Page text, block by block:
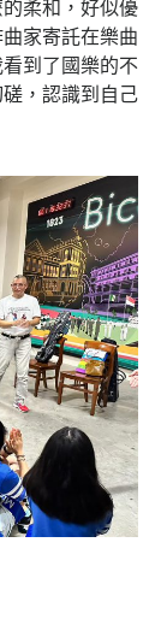
柔和，好似優
家寄託在樂曲
到了國樂的不
，認識到自己